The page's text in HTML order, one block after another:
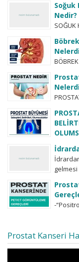
Soğuk
Nedir?
SOĞUK
solda
organ
gibi...
-prostat
sebebi
-
göre
Prostat Kanseri